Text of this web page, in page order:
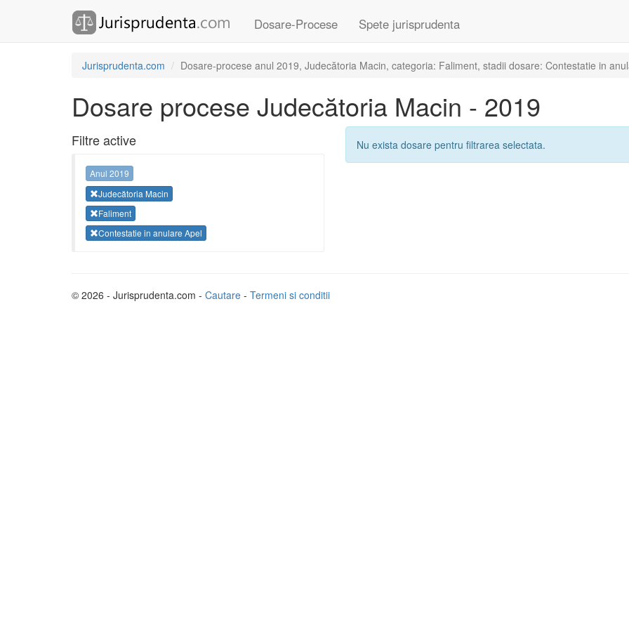
Dosare-Procese Spete jurisprudenta
Jurisprudenta.com Dosare-procese anul 2019, Judecătoria Macin, categoria: Faliment, stadii dosare: Contestatie in
Dosare procese Judecătoria Macin - 2019
Filtre active
Anul 2019
Judecătoria Macin
Faliment
Contestatie in anulare Apel
Nu exista dosare pentru filtrarea selectata.
© 2026 - Jurisprudenta.com - Cautare - Termeni si conditii